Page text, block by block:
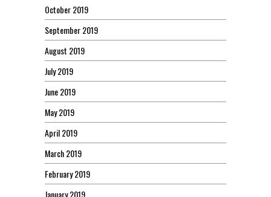
October 2019
September 2019
August 2019
July 2019
June 2019
May 2019
April 2019
March 2019
February 2019
January 2019